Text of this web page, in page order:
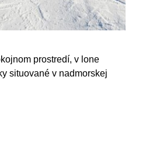
prostredí, v lone
situované v nadmorskej